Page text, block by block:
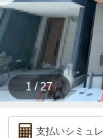
1 / 27
支払いシミュ